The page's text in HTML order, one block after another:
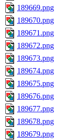
189669.png
189670.png
189671.png
189672.png
189673.png
189674.png
189675.png
189676.png
189677.png
189678.png
189679.png